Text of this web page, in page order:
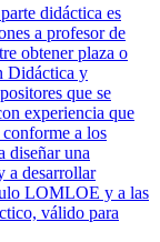
didáctica es
a profesor de
obtener plaza o
Didáctica y
que se
experiencia que
conforme a los
diseñar una
a desarrollar
LOMLOE y a las
válido para